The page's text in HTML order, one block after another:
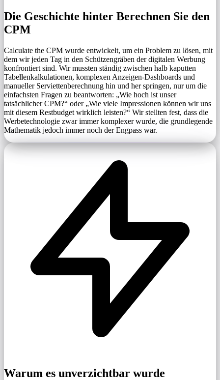
Die Geschichte hinter Berechnen Sie den
CPM
Calculate the CPM wurde entwickelt, um ein Problem zu lösen, mit
dem wir jeden Tag in den Schützengräben der digitalen Werbung
konfrontiert sind. Wir mussten ständig zwischen halb kaputten
Tabellenkalkulationen, komplexen Anzeigen-Dashboards und
manueller Serviettenberechnung hin und her springen, nur um die
einfachsten Fragen zu beantworten: „Wie hoch ist unser
tatsächlicher CPM?“ oder „Wie viele Impressionen können wir uns
mit diesem Restbudget wirklich leisten?“ Wir stellten fest, dass die
Werbetechnologie zwar immer komplexer wurde, die grundlegende
Mathematik jedoch immer noch der Engpass war.
Warum es unverzichtbar wurde